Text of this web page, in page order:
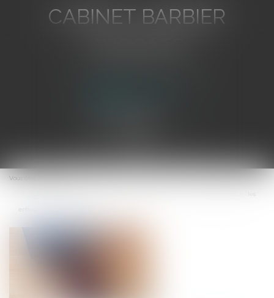
CABINET BARBIER
Ouvrir
le
Vous êtes ici :